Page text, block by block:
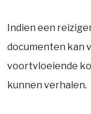
Indien een
documenten kan
voortvloeiende
kunnen verhalen.